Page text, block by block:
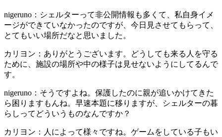
nigeruno：シェルターって非公開情報も多くて、私自身イメ
ージができていなかったのですが、今日見させてもらって、
とてもいい場所だなと思いました。
カリヨン：ありがとうございます。どうしても来る人を守る
ために、施設の場所や中の様子は見せないようにしてるんで
す。
nigeruno：そうですよね。保護したのに親が追いかけてきた
ら困りますもんね。早速本題に移りますが、シェルターの暮
らしってどういうものなんですか？
カリヨン：人によって様々ですね。ゲームをしている子もい